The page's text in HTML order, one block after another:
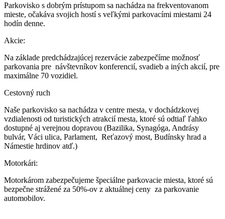
Parkovisko s dobrým prístupom sa nachádza na frekventovanom
mieste, očakáva svojich hostí s veľkými parkovacími miestami 24
hodín denne.
Akcie:
Na základe predchádzajúcej rezervácie zabezpečíme možnosť
parkovania pre návštevníkov konferencií, svadieb a iných akcií, pre
maximálne 70 vozidiel.
Cestovný ruch
Naše parkovisko sa nachádza v centre mesta, v dochádzkovej
vzdialenosti od turistických atrakcií mesta, ktoré sú odtiaľ ľahko
dostupné aj verejnou dopravou (Bazilika, Synagóga, Andrásy
bulvár, Váci ulica, Parlament, Reťazový most, Budínsky hrad a
Námestie hrdinov atď.)
Motorkári:
Motorkárom zabezpečujeme špeciálne parkovacie miesta, ktoré sú
bezpečne strážené za 50%-ov z aktuálnej ceny za parkovanie
automobilov.